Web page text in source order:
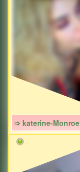
➩ katerine-Monroe